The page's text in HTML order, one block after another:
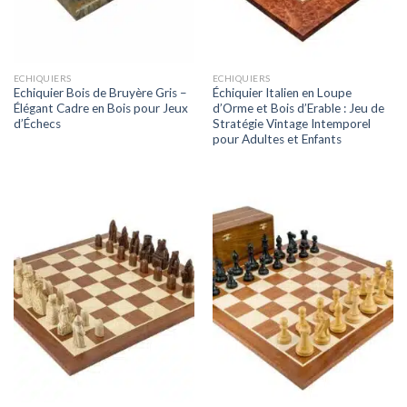
ECHIQUIERS
Echiquier Bois de Bruyère Gris –
Élégant Cadre en Bois pour Jeux
d’Échecs
ECHIQUIERS
Échiquier Italien en Loupe
d’Orme et Bois d’Erable : Jeu de
Stratégie Vintage Intemporel
pour Adultes et Enfants